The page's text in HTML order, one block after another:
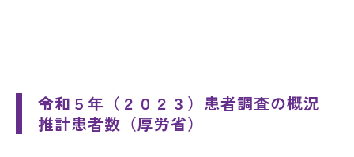
令和５年（２０２３）患者調査の概況
推計患者数（厚労省）